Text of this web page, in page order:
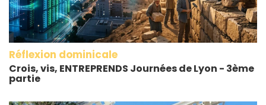
Réflexion dominicale
Crois, vis, ENTREPRENDS Journées de Lyon - 3ème
partie